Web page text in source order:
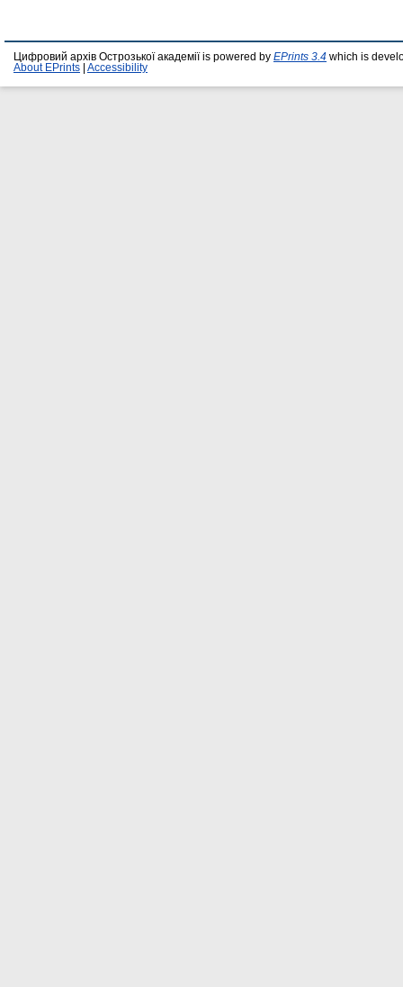
Цифровий архів Острозької академії is powered by EPrints 3.4 which is
About EPrints
Accessibility